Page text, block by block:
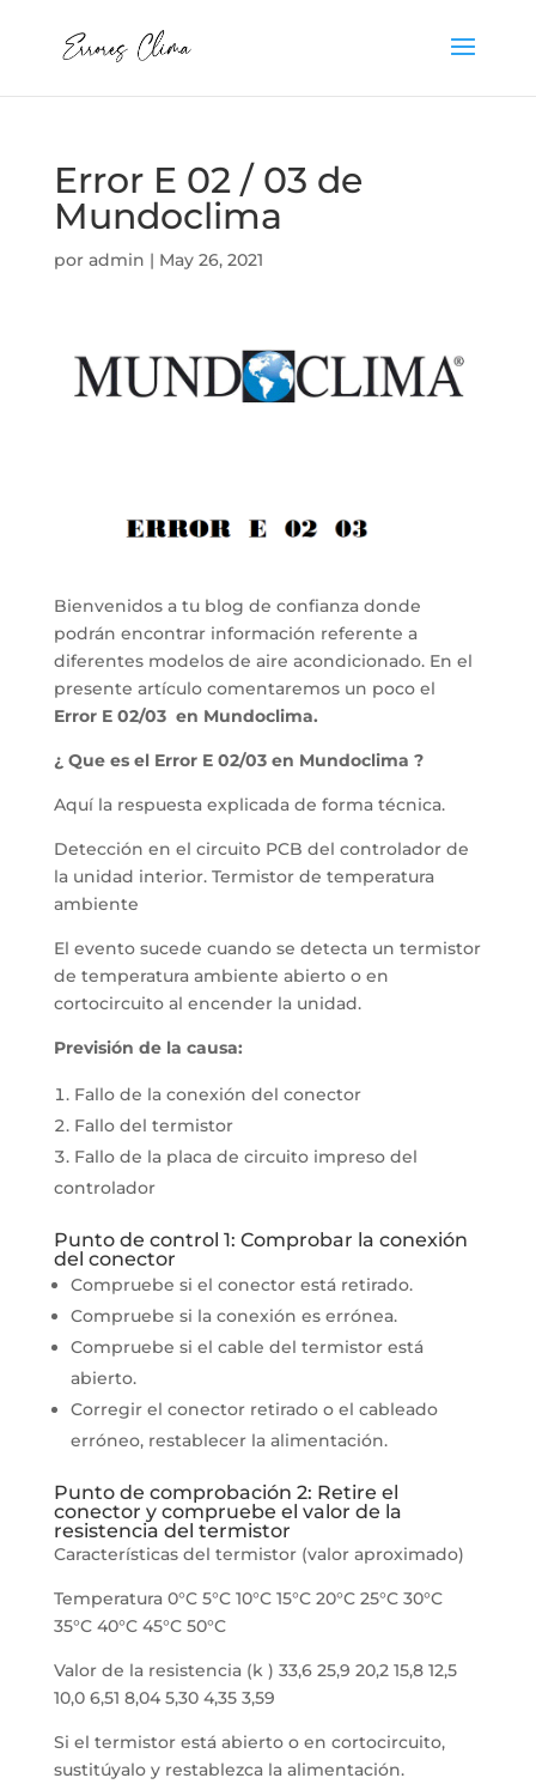
Error E 02 / 03 de
Mundoclima
por admin | May 26, 2021
Bienvenidos a tu blog de confianza donde
podrán encontrar información referente a
diferentes modelos de aire acondicionado. En el
presente artículo comentaremos un poco el
Error E 02/03 en Mundoclima.
¿ Que es el Error E 02/03 en Mundoclima ?
Aquí la respuesta explicada de forma técnica.
Detección en el circuito PCB del controlador de
la unidad interior. Termistor de temperatura
ambiente
El evento sucede cuando se detecta un termistor
de temperatura ambiente abierto o en
cortocircuito al encender la unidad.
Previsión de la causa:
Fallo de la conexión del conector
Fallo del termistor
Fallo de la placa de circuito impreso del
controlador
Punto de control 1: Comprobar la conexión
del conector
Compruebe si el conector está retirado.
Compruebe si la conexión es errónea.
Compruebe si el cable del termistor está
abierto.
Corregir el conector retirado o el cableado
erróneo, restablecer la alimentación.
Punto de comprobación 2: Retire el
conector y compruebe el valor de la
resistencia del termistor
Características del termistor (valor aproximado)
Temperatura 0°C 5°C 10°C 15°C 20°C 25°C 30°C
35°C 40°C 45°C 50°C
Valor de la resistencia (k ) 33,6 25,9 20,2 15,8 12,5
10,0 6,51 8,04 5,30 4,35 3,59
Si el termistor está abierto o en cortocircuito,
sustitúyalo y restablezca la alimentación.